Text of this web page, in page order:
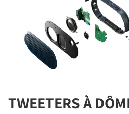
TWEETERS À